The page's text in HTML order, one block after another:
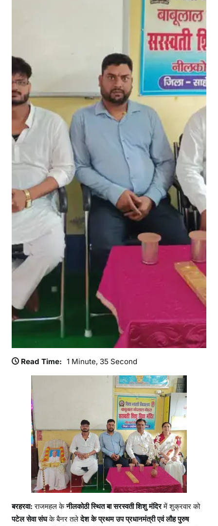
ष
र
दा
र
व
ल्ल
भ
प
टे
ल
की
0
वीं
यं
म
ना
ई
Read Time: 1 Minute, 35 Second
बरहरवा: राजमहल केनीलकोठी स्थित बा सरस्वती शिशु मंदिरमें शुक्रवार को
पटेल सेवा संघके बैनर तलेदेश के प्रथम उप प्रधानमंत्री एवं लौह पुरुष